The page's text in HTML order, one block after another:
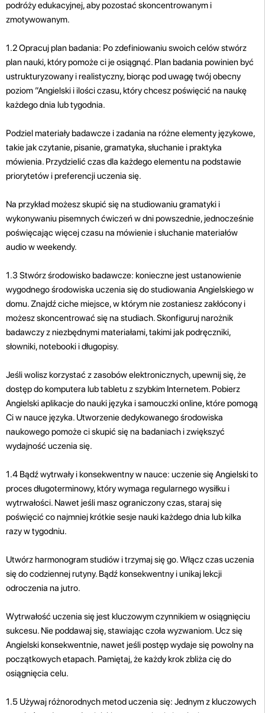
podróży edukacyjnej, aby pozostać skoncentrowanym i
zmotywowanym.
1.2 Opracuj plan badania: Po zdefiniowaniu swoich celów stwórz
plan nauki, który pomoże ci je osiągnąć. Plan badania powinien być
ustrukturyzowany i realistyczny, biorąc pod uwagę twój obecny
poziom ”Angielski i ilości czasu, który chcesz poświęcić na naukę
każdego dnia lub tygodnia.
Podziel materiały badawcze i zadania na różne elementy językowe,
takie jak czytanie, pisanie, gramatyka, słuchanie i praktyka
mówienia. Przydzielić czas dla każdego elementu na podstawie
priorytetów i preferencji uczenia się.
Na przykład możesz skupić się na studiowaniu gramatyki i
wykonywaniu pisemnych ćwiczeń w dni powszednie, jednocześnie
poświęcając więcej czasu na mówienie i słuchanie materiałów
audio w weekendy.
1.3 Stwórz środowisko badawcze: konieczne jest ustanowienie
wygodnego środowiska uczenia się do studiowania Angielskiego w
domu. Znajdź ciche miejsce, w którym nie zostaniesz zakłócony i
możesz skoncentrować się na studiach. Skonfiguruj narożnik
badawczy z niezbędnymi materiałami, takimi jak podręczniki,
słowniki, notebooki i długopisy.
Jeśli wolisz korzystać z zasobów elektronicznych, upewnij się, że
dostęp do komputera lub tabletu z szybkim Internetem. Pobierz
Angielski aplikacje do nauki języka i samouczki online, które pomogą
Ci w nauce języka. Utworzenie dedykowanego środowiska
naukowego pomoże ci skupić się na badaniach i zwiększyć
wydajność uczenia się.
1.4 Bądź wytrwały i konsekwentny w nauce: uczenie się Angielski to
proces długoterminowy, który wymaga regularnego wysiłku i
wytrwałości. Nawet jeśli masz ograniczony czas, staraj się
poświęcić co najmniej krótkie sesje nauki każdego dnia lub kilka
razy w tygodniu.
Utwórz harmonogram studiów i trzymaj się go. Włącz czas uczenia
się do codziennej rutyny. Bądź konsekwentny i unikaj lekcji
odroczenia na jutro.
Wytrwałość uczenia się jest kluczowym czynnikiem w osiągnięciu
sukcesu. Nie poddawaj się, stawiając czoła wyzwaniom. Ucz się
Angielski konsekwentnie, nawet jeśli postęp wydaje się powolny na
początkowych etapach. Pamiętaj, że każdy krok zbliża cię do
osiągnięcia celu.
1.5 Używaj różnorodnych metod uczenia się: Jednym z kluczowych